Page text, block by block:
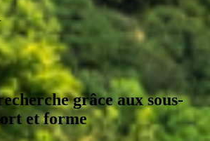
grâce aux sous-
et forme